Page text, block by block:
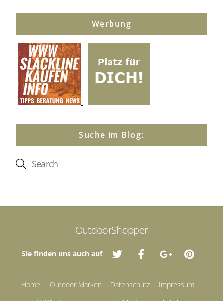
Werbung
Suche im Blog:
OutdoorShopper
Sie finden uns auch auf
Home Outdoor Marken Datenschutz Impressum